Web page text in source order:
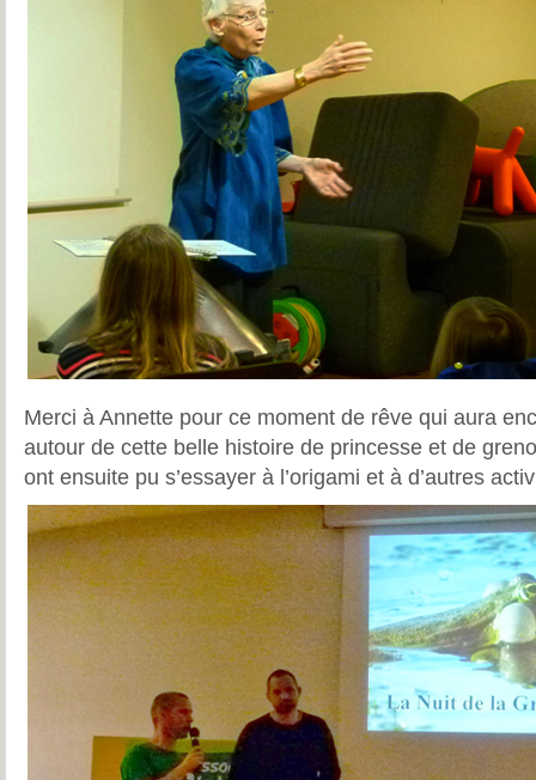
Merci à Annette pour ce moment de rêve qui aura
autour de cette belle histoire de princesse et de
ont ensuite pu s’essayer à l’origami et à d’autres